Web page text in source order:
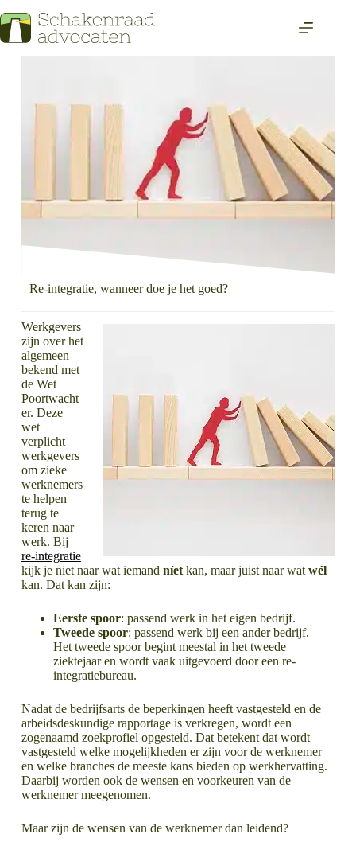
Re-integratie, wanneer doe je het goed?
Werkgevers
zijn over het
algemeen
bekend met
de Wet
Poortwacht
er. Deze
wet
verplicht
werkgevers
om zieke
werknemers
te helpen
terug te
keren naar
werk. Bij
re-integratie
kijk je niet naar wat iemand níet kan, maar juist naar wat wél
kan. Dat kan zijn:
Eerste spoor: passend werk in het eigen bedrijf.
Tweede spoor: passend werk bij een ander bedrijf.
Het tweede spoor begint meestal in het tweede
ziektejaar en wordt vaak uitgevoerd door een re-
integratiebureau.
Nadat de bedrijfsarts de beperkingen heeft vastgesteld en de
arbeidsdeskundige rapportage is verkregen, wordt een
zogenaamd zoekprofiel opgesteld. Dat betekent dat wordt
vastgesteld welke mogelijkheden er zijn voor de werknemer
en welke branches de meeste kans bieden op werkhervatting.
Daarbij worden ook de wensen en voorkeuren van de
werknemer meegenomen.
Maar zijn de wensen van de werknemer dan leidend?